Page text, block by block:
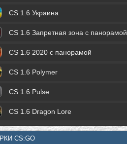
CS 1.6 Украина
CS 1.6 Запретная зона с панорамой
CS 1.6 2020 с панорамой
CS 1.6 Polymer
CS 1.6 Pulse
CS 1.6 Dragon Lore
CS:GO